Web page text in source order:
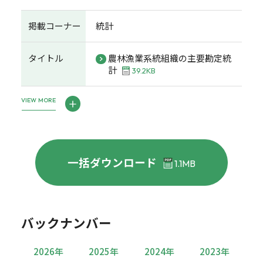
掲載コーナー 統計
タイトル
農林漁業系統組織の主要勘定統
計
39.2KB
VIEW MORE
一括ダウンロード 1.1MB
バックナンバー
2026年 2025年 2024年 2023年